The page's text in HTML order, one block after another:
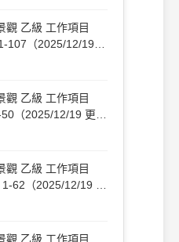
觀 乙級 工作項目
107（2025/12/19
觀 乙級 工作項目
（2025/12/19 更
觀 乙級 工作項目
62（2025/12/19 更
觀 乙級 工作項目